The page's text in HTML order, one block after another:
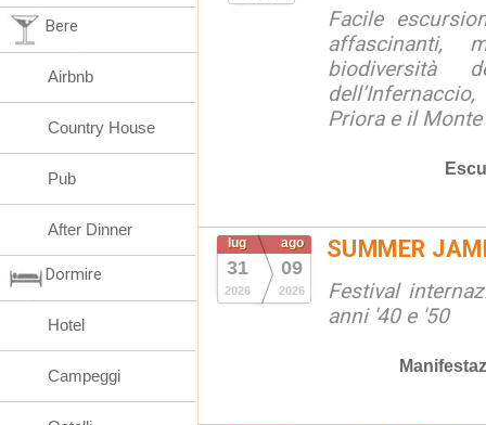
Facile
affascinanti,
biodiversità
Priora e il
lug
31
2026
ago
09
2026
SUMMER
Festival
anni '40 e '50
Bere
Airbnb
Country House
Pub
After Dinner
Dormire
Hotel
Campeggi